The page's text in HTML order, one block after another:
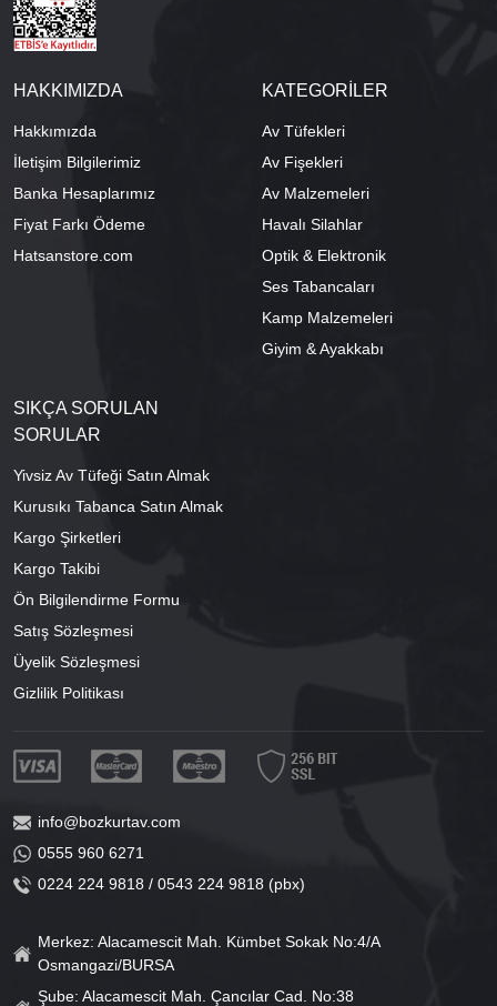
HAKKIMIZDA
Hakkımızda
İletişim Bilgilerimiz
Banka Hesaplarımız
Fiyat Farkı Ödeme
Hatsanstore.com
KATEGORİLER
Av Tüfekleri
Av Fişekleri
Av Malzemeleri
Havalı Silahlar
Optik & Elektronik
Ses Tabancaları
Kamp Malzemeleri
Giyim & Ayakkabı
SIKÇA SORULAN
SORULAR
Yivsiz Av Tüfeği Satın Almak
Kurusıkı Tabanca Satın Almak
Kargo Şirketleri
Kargo Takibi
Ön Bilgilendirme Formu
Satış Sözleşmesi
Üyelik Sözleşmesi
Gizlilik Politikası
info@bozkurtav.com
0555 960 6271
0224 224 9818 / 0543 224 9818 (pbx)
Merkez: Alacamescit Mah. Kümbet Sokak No:4/A
Osmangazi/BURSA
Şube: Alacamescit Mah. Çancılar Cad. No:38